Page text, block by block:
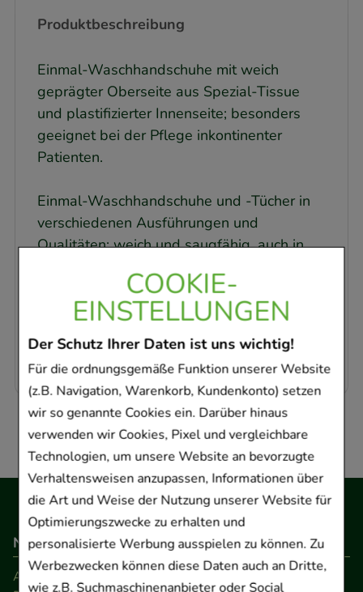
COOKIE-
EINSTELLUNGEN
Der Schutz Ihrer Daten ist uns wichtig!
Für die ordnungsgemäße Funktion unserer Website
(z.B. Navigation, Warenkorb, Kundenkonto) setzen
wir so genannte Cookies ein. Darüber hinaus
verwenden wir Cookies, Pixel und vergleichbare
Technologien, um unsere Website an bevorzugte
Verhaltensweisen anzupassen, Informationen über
die Art und Weise der Nutzung unserer Website für
Optimierungszwecke zu erhalten und
personalisierte Werbung ausspielen zu können. Zu
Werbezwecken können diese Daten auch an Dritte,
wie z.B. Suchmaschinenanbieter oder Social
Produktbeschreibung
Einmal-Waschhandschuhe mit weich
geprägter Oberseite aus Spezial-Tissue
und plastifizierter Innenseite; besonders
geeignet bei der Pflege inkontinenter
Patienten.
Einmal-Waschhandschuhe und -Tücher in
verschiedenen Ausführungen und
Qualitäten; weich und saugfähig, auch in
Geeignet zur Anwendung am Patienten.
Pflegebereichen.
Navigation
AGB